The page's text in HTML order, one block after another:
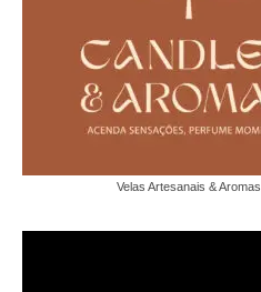
Velas Artesanais & Aromas